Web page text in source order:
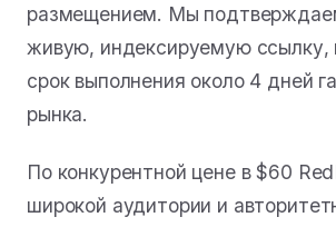
размещением. Мы
живую, индексируемую
срок выполнения около 4 дней
рынка.
По конкурентной цене в $60
широкой аудитории и